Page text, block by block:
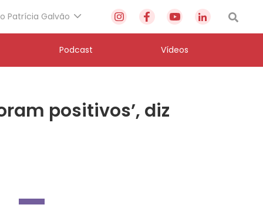
Patrícia Galvão
Podcast Vídeos
positivos’, diz